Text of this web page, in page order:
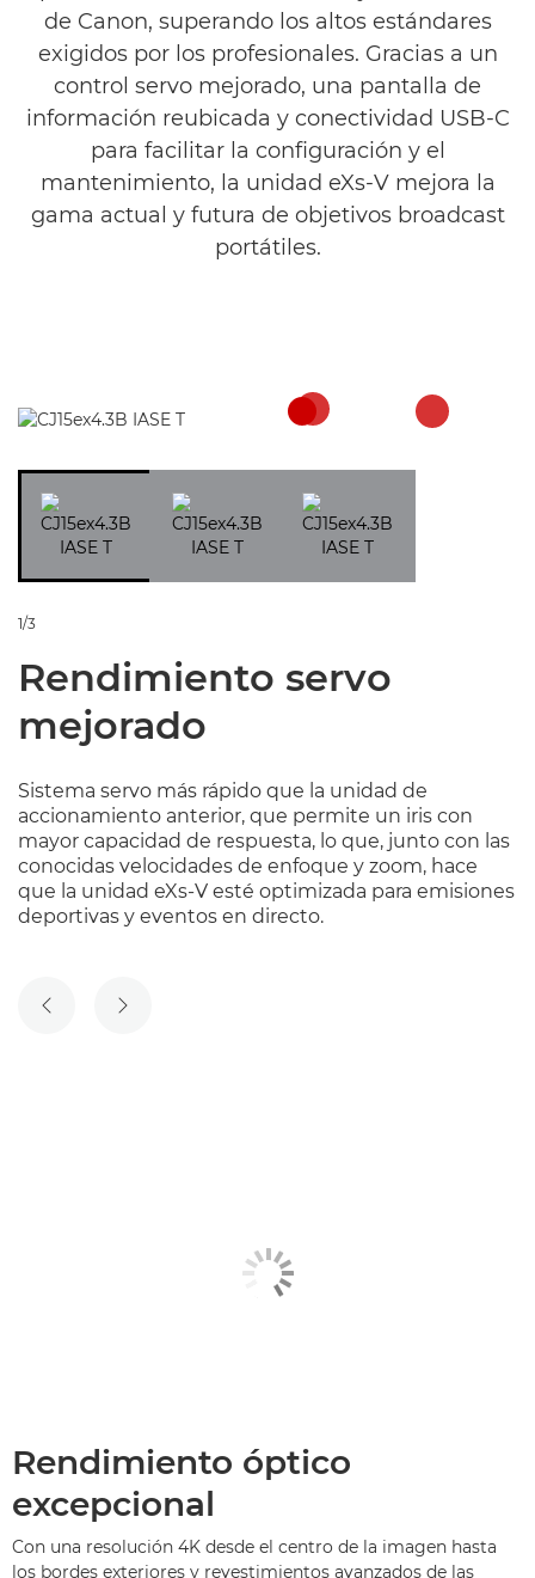
de Canon, superando los altos estándares
exigidos por los profesionales. Gracias a un
control servo mejorado, una pantalla de
información reubicada y conectividad USB-C
para facilitar la configuración y el
mantenimiento, la unidad eXs-V mejora la
gama actual y futura de objetivos broadcast
portátiles.
1/3
Rendimiento servo
mejorado
Sistema servo más rápido que la unidad de
accionamiento anterior, que permite un iris con
mayor capacidad de respuesta, lo que, junto con las
conocidas velocidades de enfoque y zoom, hace
que la unidad eXs-V esté optimizada para emisiones
deportivas y eventos en directo.
DIAPOSITIVA ANTERIOR
SIGUIENTE DIAPOSITIVA
Rendimiento óptico
excepcional
Con una resolución 4K desde el centro de la imagen hasta
los bordes exteriores y revestimientos avanzados de las